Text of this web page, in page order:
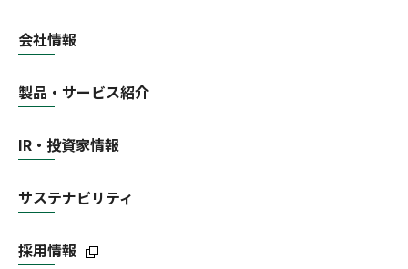
会社情報
製品・サービス紹介
IR・投資家情報
サステナビリティ
採用情報